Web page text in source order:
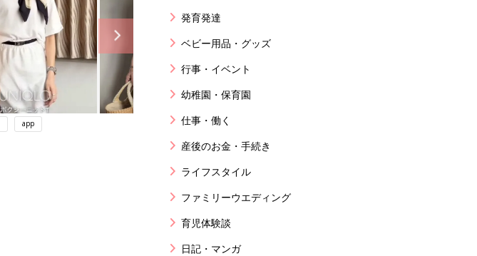
app
発育発達
ベビー用品・グッズ
行事・イベント
幼稚園・保育園
仕事・働く
産後のお金・手続き
ライフスタイル
ファミリーウエディング
育児体験談
日記・マンガ